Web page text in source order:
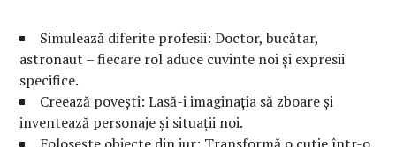
Simulează diferite profesii: Doctor, bucătar,
astronaut – fiecare rol aduce cuvinte noi și expresii
specifice.
Creează povești: Lasă-i imaginația să zboare și
inventează personaje și situații noi.